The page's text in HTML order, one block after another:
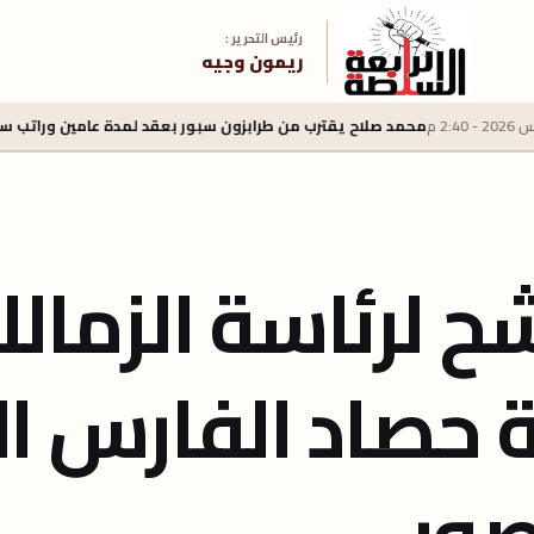
رئيس التحرير :
ريمون وجيه
محمد صلاح يقترب من طرابزون سبور بعقد لمدة عامين وراتب سنوي 22 مليون يورو
لرئاسة
بطولة حصاد